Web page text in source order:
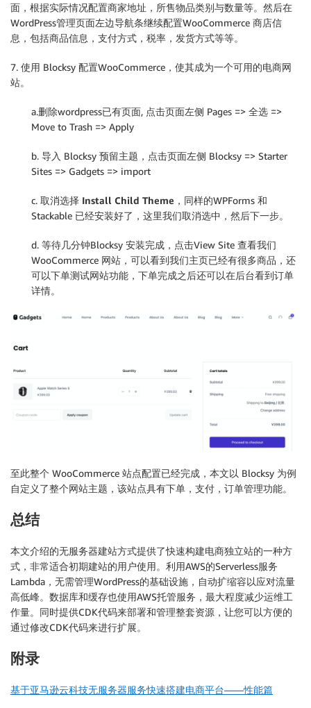
面，根据实际情况配置商家地址，所售物品类别与数量等。然后在
WordPress管理页面左边导航条继续配置WooCommerce 商店信
息，包括商品信息，支付方式，税率，发货方式等等。
7. 使用 Blocksy 配置WooCommerce，使其成为一个可用的电商网
站。
a.删除wordpress已有页面, 点击页面左侧 Pages => 全选 =>
Move to Trash => Apply
b. 导入 Blocksy 预留主题，点击页面左侧 Blocksy => Starter
Sites => Gadgets => import
c. 取消选择 Install Child Theme ，同样的WPForms 和
Stackable 已经安装好了，这里我们取消选中，然后下一步。
d. 等待几分钟Blocksy 安装完成，点击View Site 查看我们
WooCommerce 网站，可以看到我们主页已经有很多商品，还
可以下单测试网站功能，下单完成之后还可以在后台看到订单
详情。
至此整个 WooCommerce 站点配置已经完成，本文以 Blocksy 为例
自定义了整个网站主题，该站点具有下单，支付，订单管理功能。
总结
本文介绍的无服务器建站方式提供了快速构建电商独立站的一种方
式，非常适合初期建站的用户使用。利用AWS的Serverless服务
Lambda，无需管理WordPress的基础设施，自动扩缩容以应对流量
高低峰。数据库和缓存也使用AWS托管服务，最大程度减少运维工
作量。同时提供CDK代码来部署和管理整套资源，让您可以方便的
通过修改CDK代码来进行扩展。
附录
基于亚马逊云科技无服务器服务快速搭建电商平台——性能篇